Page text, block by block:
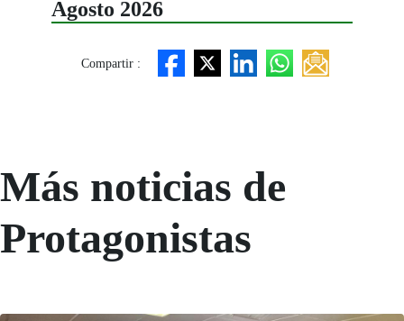
Agosto 2026
Compartir :
Más noticias de
Protagonistas